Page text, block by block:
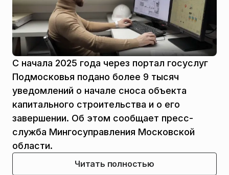
С начала 2025 года через портал госуслуг
Подмосковья подано более 9 тысяч
уведомлений о начале сноса объекта
капитального строительства и о его
завершении. Об этом сообщает пресс-
служба Мингосуправления Московской
области.
Читать полностью